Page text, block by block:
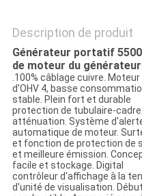
PRIVACY
POLICY
Description de produit
Générateur portatif
de moteur du
.100% câblage cuivre.
d'OHV 4, basse
stable. Plein fort et durable
protection de tubulaire-
atténuation. Système
automatique de moteur.
et fonction de protection de
et meilleure émission.
facile et stockage. Digital
contrôleur d'affichage à la
d'unité de visualisation.